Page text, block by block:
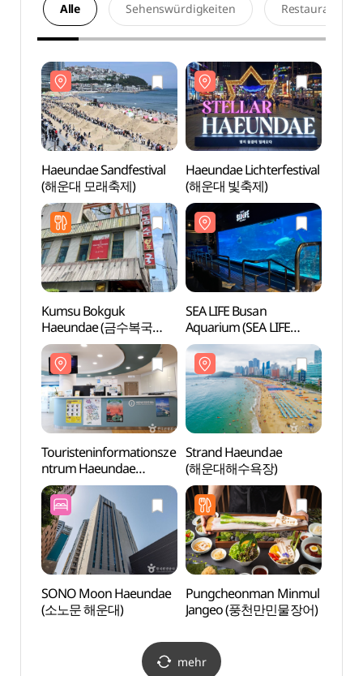
Alle Sehenswürdigkeiten Restaurants
Haeundae Sandfestival
(해운대 모래축제)
Haeundae Lichterfestival
(해운대 빛축제)
Kumsu Bokguk
Haeundae (금수복국
해운대본점)
SEA LIFE Busan
Aquarium (SEA LIFE
부산아쿠아리움)
Touristeninformationsze
ntrum Haeundae
(해운대관광안내소)
Strand Haeundae
(해운대해수욕장)
SONO Moon Haeundae
(소노문 해운대)
Pungcheonman Minmul
Jangeo (풍천만민물장어)
mehr